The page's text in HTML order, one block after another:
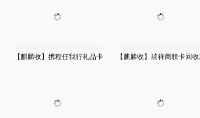
【麒麟收】携程任我行礼品卡
【麒麟收】瑞祥商联卡回